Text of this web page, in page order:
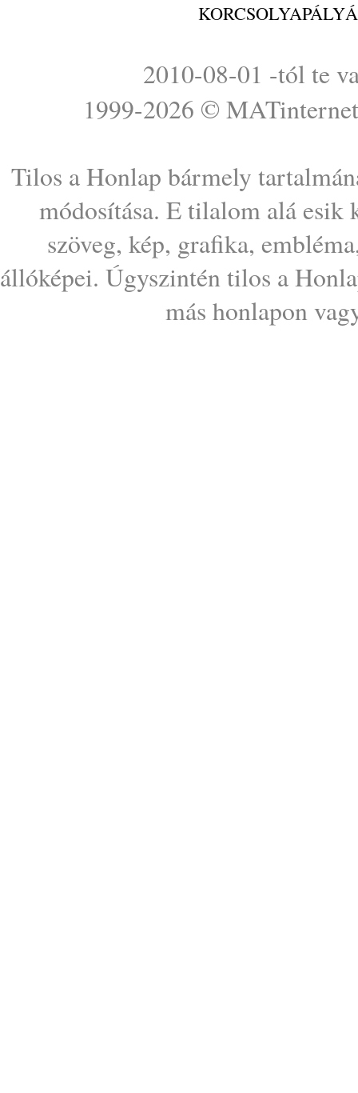
2010-08-01 -tól te
1999-2026 © MATinternet
Tilos a Honlap bármely
módosítása. E tilalom alá esik
szöveg, kép, grafika,
állóképei. Úgyszintén tilos a
más honlapon